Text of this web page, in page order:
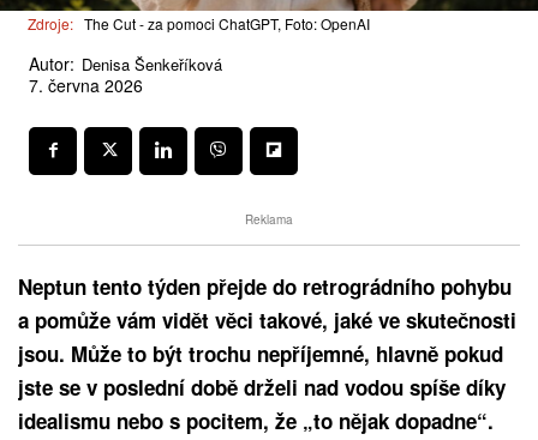
Zdroje: The Cut - za pomoci ChatGPT, Foto: OpenAI
Autor: Denisa Šenkeříková
7. června 2026
Reklama
Neptun tento týden přejde do retrográdního pohybu
a pomůže vám vidět věci takové, jaké ve skutečnosti
jsou. Může to být trochu nepříjemné, hlavně pokud
jste se v poslední době drželi nad vodou spíše díky
idealismu nebo s pocitem, že „to nějak dopadne“.